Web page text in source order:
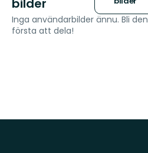
bilder
Inga användarbilder ännu. Bli den
första att dela!